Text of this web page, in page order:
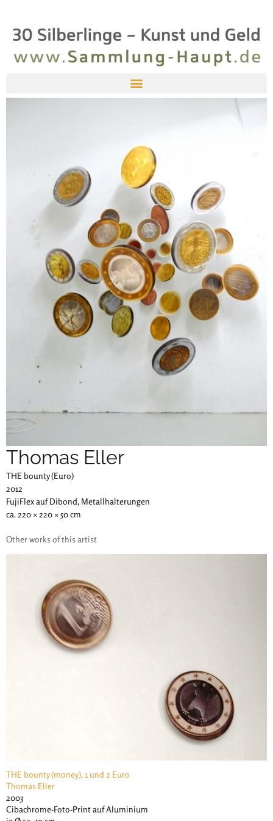
Thomas Eller
THE bounty (Euro)
2012
FujiFlex auf Dibond, Metallhalterungen
ca. 220 × 220 × 50 cm
Other works of this artist
THE bounty (money), 1 und 2 Euro
Thomas Eller
2003
Cibachrome-Foto-Print auf Aluminium